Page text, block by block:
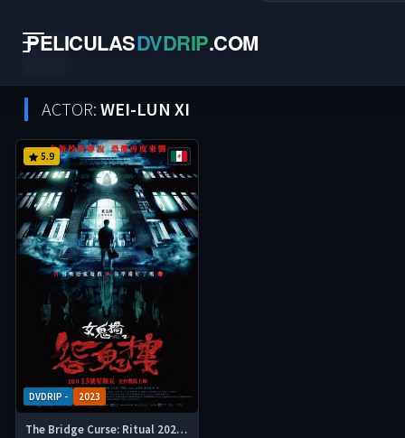
PELICULASDVDRIP.COM
ACTOR: WEI-LUN XI
DVDRIP - 2023
5.9
The Bridge Curse: Ritual 2023 DVDrip y 720p